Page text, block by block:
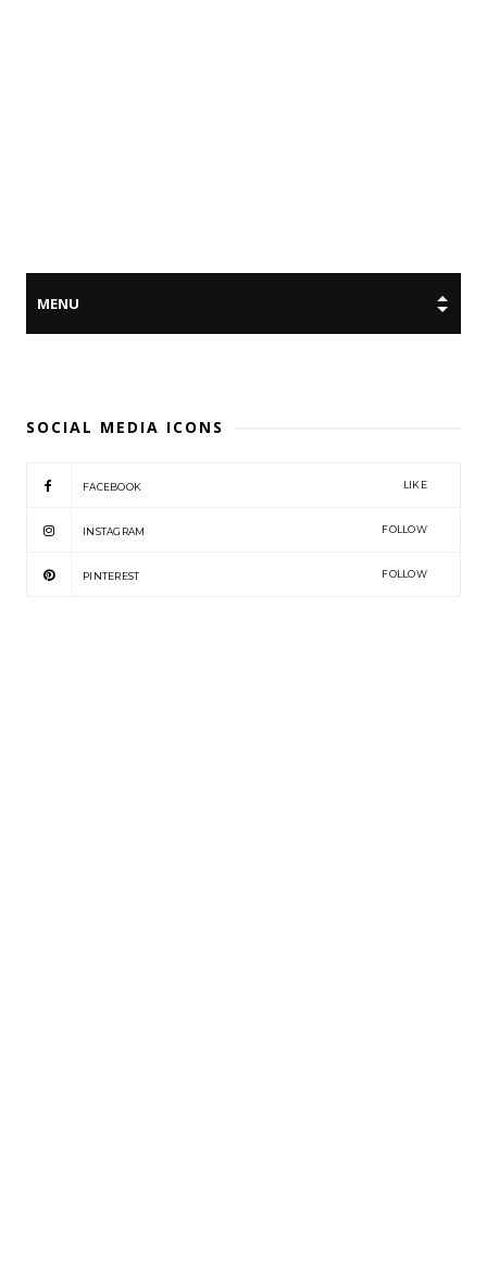
SOCIAL MEDIA ICONS
FACEBOOK LIKE
INSTAGRAM FOLLOW
PINTEREST FOLLOW